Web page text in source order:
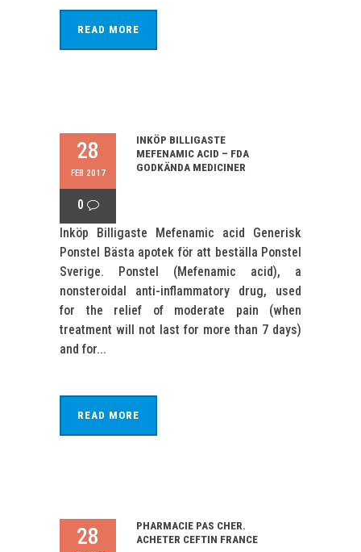
READ MORE
28
FEB 2017
0
INKÖP BILLIGASTE
MEFENAMIC ACID – FDA
GODKÄNDA MEDICINER
Inköp Billigaste Mefenamic acid Generisk
Ponstel Bästa apotek för att beställa Ponstel
Sverige. Ponstel (Mefenamic acid), a
nonsteroidal anti-inflammatory drug, used
for the relief of moderate pain (when
treatment will not last for more than 7 days)
and for...
READ MORE
28
PHARMACIE PAS CHER.
ACHETER CEFTIN FRANCE